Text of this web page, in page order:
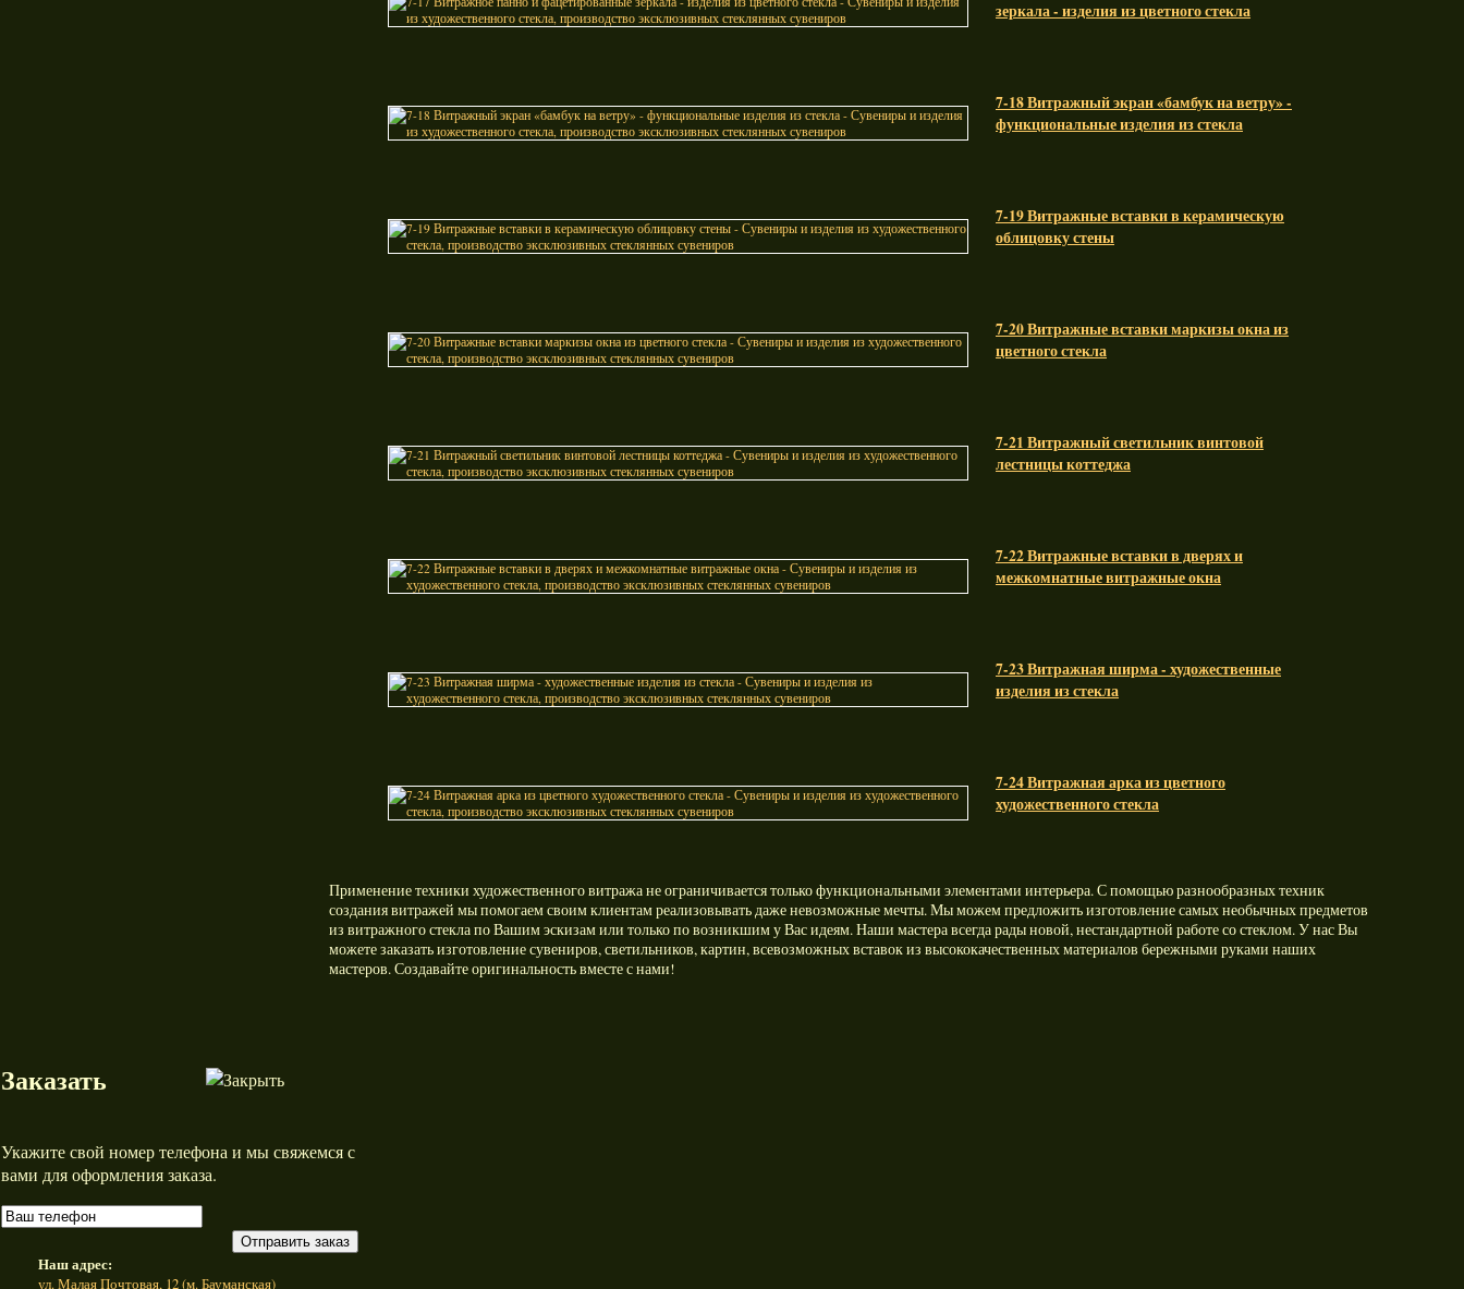
зеркала - изделия из цветного стекла
7-18 Витражный экран «бамбук на ветру» -
функциональные изделия из стекла
7-19 Витражные вставки в керамическую
облицовку стены
7-20 Витражные вставки маркизы окна из
цветного стекла
7-21 Витражный светильник винтовой
лестницы коттеджа
7-22 Витражные вставки в дверях и
межкомнатные витражные окна
7-23 Витражная ширма - художественные
изделия из стекла
7-24 Витражная арка из цветного
художественного стекла
Применение техники художественного витража не ограничивается только функциональными элементами интерьера. С помощью разнообразных техник
создания витражей мы помогаем своим клиентам реализовывать даже невозможные мечты. Мы можем предложить изготовление самых необычных предметов
из витражного стекла по Вашим эскизам или только по возникшим у Вас идеям. Наши мастера всегда рады новой, нестандартной работе со стеклом. У нас Вы
можете заказать изготовление сувениров, светильников, картин, всевозможных вставок из высококачественных материалов бережными руками наших
мастеров. Создавайте оригинальность вместе с нами!
Заказать
Укажите свой номер телефона и мы свяжемся с
вами для оформления заказа.
Отправить заказ
Наш адрес:
ул. Малая Почтовая, 12 (м. Бауманская)